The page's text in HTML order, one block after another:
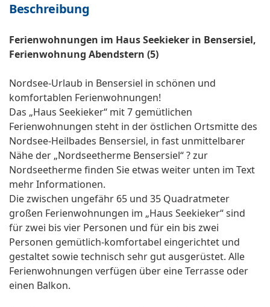
Beschreibung
Ferienwohnungen im Haus Seekieker in Bensersiel,
Ferienwohnung Abendstern (5)
Nordsee-Urlaub in Bensersiel in schönen und
komfortablen Ferienwohnungen!
Das „Haus Seekieker“ mit 7 gemütlichen
Ferienwohnungen steht in der östlichen Ortsmitte des
Nordsee-Heilbades Bensersiel, in fast unmittelbarer
Nähe der „Nordseetherme Bensersiel“ ? zur
Nordseetherme finden Sie etwas weiter unten im Text
mehr Informationen.
Die zwischen ungefähr 65 und 35 Quadratmeter
großen Ferienwohnungen im „Haus Seekieker“ sind
für zwei bis vier Personen und für ein bis zwei
Personen gemütlich-komfortabel eingerichtet und
gestaltet sowie technisch sehr gut ausgerüstet. Alle
Ferienwohnungen verfügen über eine Terrasse oder
einen Balkon.